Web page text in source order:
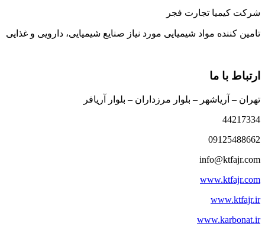
شرکت کیمیا تجارت فجر
تامین کننده مواد شیمیایی مورد نیاز صنایع شیمیایی، دارویی و غذایی
ارتباط با ما
تهران – آریاشهر – بلوار مرزداران – بلوار آریافر
44217334
09125488662
info@ktfajr.com
www.ktfajr.com
www.ktfajr.ir
www.karbonat.ir